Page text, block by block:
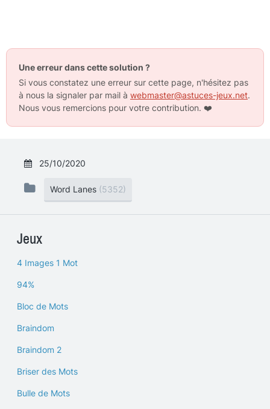
Une erreur dans cette solution ?
Si vous constatez une erreur sur cette page, n'hésitez pas
à nous la signaler par mail à webmaster@astuces-jeux.net.
Nous vous remercions pour votre contribution. ❤️
25/10/2020
Word Lanes (5352)
Jeux
4 Images 1 Mot
94%
Bloc de Mots
Braindom
Braindom 2
Briser des Mots
Bulle de Mots